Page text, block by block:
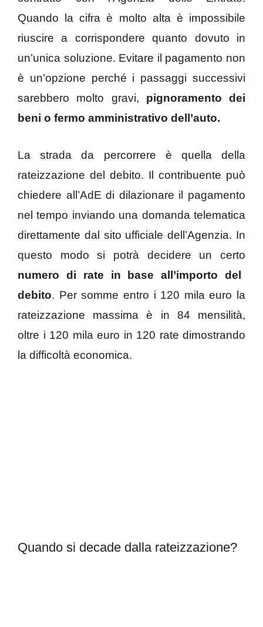
Quando la cifra è molto alta è impossibile
riuscire a corrispondere quanto dovuto in
un’unica soluzione. Evitare il pagamento non
è un’opzione perché i passaggi successivi
sarebbero molto gravi, pignoramento dei
beni o fermo amministrativo dell’auto.
La strada da percorrere è quella della
rateizzazione del debito. Il contribuente può
chiedere all’AdE di dilazionare il pagamento
nel tempo inviando una domanda telematica
direttamente dal sito ufficiale dell’Agenzia. In
questo modo si potrà decidere un certo
numero di rate in base all’importo del
debito. Per somme entro i 120 mila euro la
rateizzazione massima è in 84 mensilità,
oltre i 120 mila euro in 120 rate dimostrando
la difficoltà economica.
Quando si decade dalla rateizzazione?